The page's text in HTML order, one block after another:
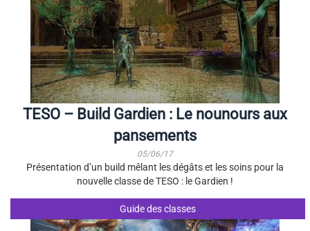
TESO – Build Gardien : Le nounours aux
pansements
05/06/17
Présentation d’un build mêlant les dégâts et les soins pour la
nouvelle classe de TESO : le Gardien !
Guide des classes